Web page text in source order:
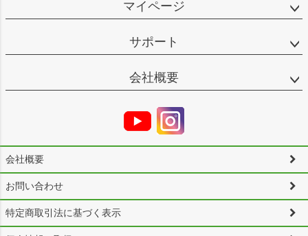
マイページ
サポート
会社概要
会社概要
お問い合わせ
特定商取引法に基づく表示